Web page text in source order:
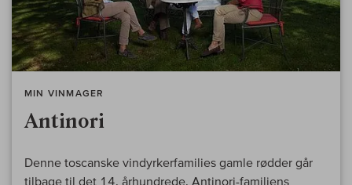
MIN VINMAGER
Antinori
Denne toscanske vindyrkerfamilies gamle rødder går
tilbage til det 14. århundrede. Antinori-familiens